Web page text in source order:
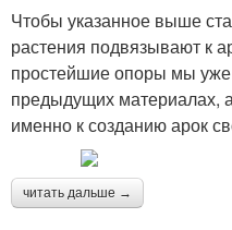
Чтобы указанное выше
растения подвязывают к
простейшие опоры мы
предыдущих материалах,
именно к созданию арок
читать дальше →